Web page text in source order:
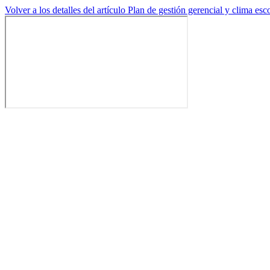
Volver a los detalles del artículo Plan de gestión gerencial y clima